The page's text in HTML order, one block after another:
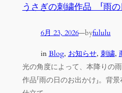
うさぎの刺繍作品 「雨の
6月 23, 2026—byfululu
in Blog, お知らせ, 刺繍,
光の角度によって、本降りの
作品「雨の日のお出かけ」。背